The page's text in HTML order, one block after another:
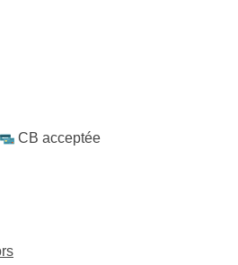
CB acceptée